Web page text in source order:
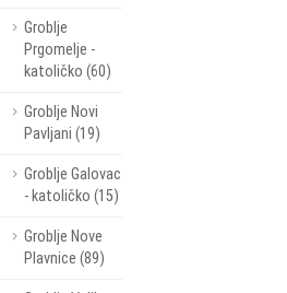
Groblje
Prgomelje -
katoličko (60)
Groblje Novi
Pavljani (19)
Groblje Galovac
- katoličko (15)
Groblje Nove
Plavnice (89)